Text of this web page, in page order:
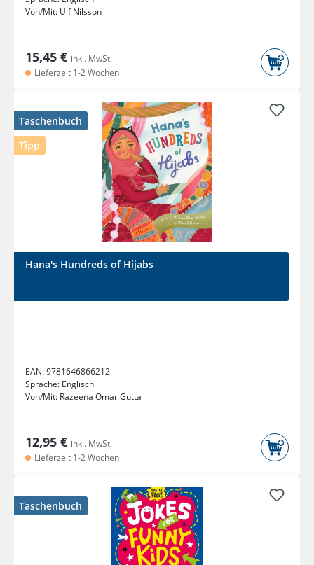
Von/Mit: Ulf Nilsson
15,45 € inkl. MwSt.
Lieferzeit 1-2 Wochen
Taschenbuch
Tipp
Hana's Hundreds of Hijabs
EAN:9781646866212
Sprache: Englisch
Von/Mit: Razeena Omar Gutta
12,95 € inkl. MwSt.
Lieferzeit 1-2 Wochen
Taschenbuch